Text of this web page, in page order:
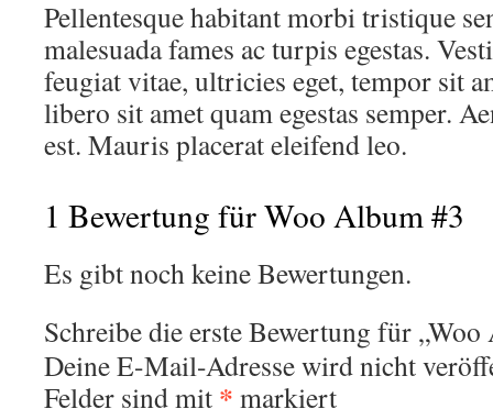
Pellentesque habitant morbi tristique
malesuada fames ac turpis egestas.
feugiat vitae, ultricies eget, tempor sit
libero sit amet quam egestas semper.
est. Mauris placerat eleifend leo.
1 Bewertung fürWoo Album #3
Es gibt noch keine Bewertungen.
Schreibe die erste Bewertung für
Deine E-Mail-Adresse wird nicht
Felder sind mit * markiert